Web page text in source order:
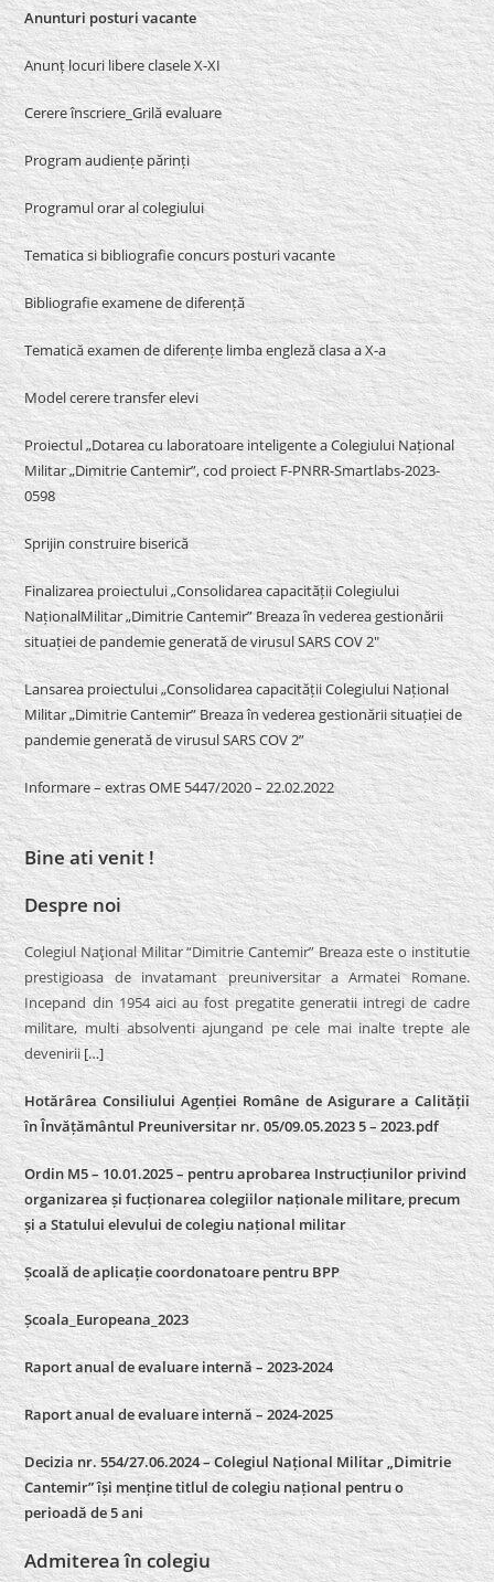
Anunturi posturi vacante
Anunț locuri libere clasele X-XI
Cerere înscriere_Grilă evaluare
Program audiențe părinți
Programul orar al colegiului
Tematica si bibliografie concurs posturi vacante
Bibliografie examene de diferență
Tematică examen de diferențe limba engleză clasa a X-a
Model cerere transfer elevi
Proiectul „Dotarea cu laboratoare inteligente a Colegiului Național
Militar „Dimitrie Cantemir”, cod proiect F-PNRR-Smartlabs-2023-
0598
Sprijin construire biserică
Finalizarea proiectului „Consolidarea capacității Colegiului
NaționalMilitar „Dimitrie Cantemir” Breaza în vederea gestionării
situației de pandemie generată de virusul SARS COV 2″
Lansarea proiectului „Consolidarea capacității Colegiului Național
Militar „Dimitrie Cantemir” Breaza în vederea gestionării situației de
pandemie generată de virusul SARS COV 2”
Informare – extras OME 5447/2020 – 22.02.2022
Bine ati venit !
Despre noi
Colegiul Naţional Militar “Dimitrie Cantemir” Breaza este o institutie
prestigioasa de invatamant preuniversitar a Armatei Romane.
Incepand din 1954 aici au fost pregatite generatii intregi de cadre
militare, multi absolventi ajungand pe cele mai inalte trepte ale
devenirii[…]
Hotărârea Consiliului Agenției Române de Asigurare a Calității
în Învățământul Preuniversitar nr. 05/09.05.2023 5 – 2023.pdf
Ordin M5 – 10.01.2025 – pentru aprobarea Instrucțiunilor privind
organizarea și fucționarea colegiilor naționale militare, precum
și a Statului elevului de colegiu național militar
Școală de aplicație coordonatoare pentru BPP
Școala_Europeana_2023
Raport anual de evaluare internă – 2023-2024
Raport anual de evaluare internă –2024-2025
Decizia nr. 554/27.06.2024 – Colegiul Național Militar „Dimitrie
Cantemir” își menține titlul de colegiu național pentru o
perioadă de 5 ani
Admiterea în colegiu